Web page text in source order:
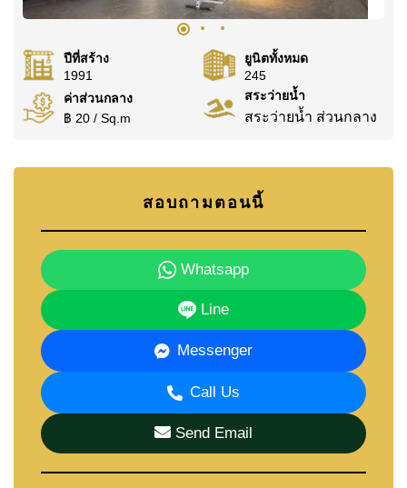
ปีที่สร้าง
1991
ยูนิตทั้งหมด
245
ค่าส่วนกลาง
฿ 20 / Sq.m
สระว่ายน้ำ
สระว่ายน้ำ ส่วนกลาง
สอบถามตอนนี้
Whatsapp
Line
Messenger
Call Us
Send Email